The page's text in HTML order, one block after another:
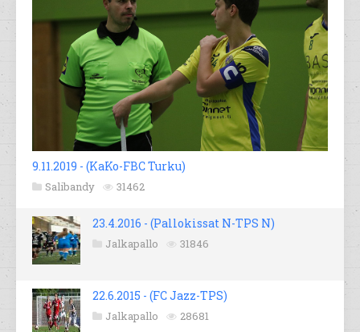
9.11.2019 - (KaKo-FBC Turku)
Salibandy 31462
23.4.2016 - (Pallokissat N-TPS N)
Jalkapallo 31846
22.6.2015 - (FC Jazz-TPS)
Jalkapallo 28681